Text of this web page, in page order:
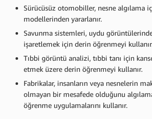
Sürücüsüz otomobiller, nesne algılama
modellerinden yararlanır.
Savunma sistemleri, uydu
işaretlemek için derin öğrenmeyi
Tıbbi görüntü analizi, tıbbi tanı için
etmek üzere derin öğrenmeyi kullanır.
Fabrikalar, insanların veya nesnelerin
olmayan bir mesafede olduğunu
öğrenme uygulamalarını kullanır.